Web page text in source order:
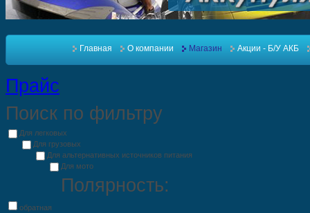
Главная О компании Магазин Акции - Б/У АКБ
Прайс
Поиск по фильтру
Для легковых
Для грузовых
Для альтернативных источников питания
Для мото
Полярность:
обратная